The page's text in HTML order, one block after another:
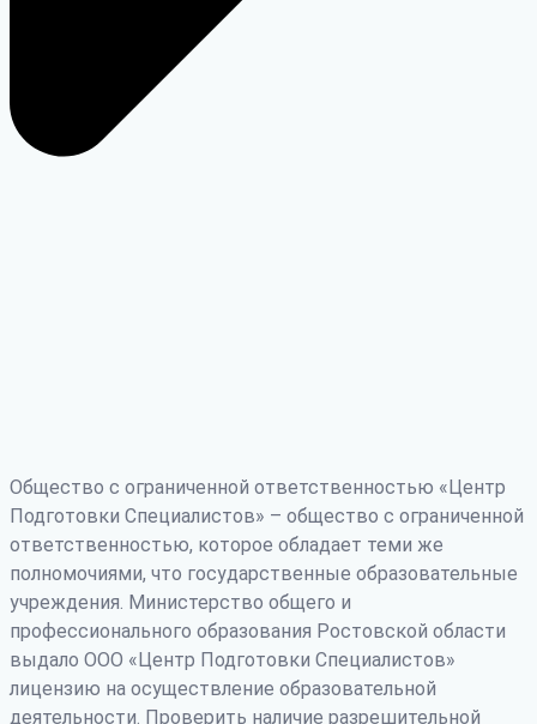
Общество с ограниченной ответственностью «Центр
Подготовки Специалистов» – общество с ограниченной
ответственностью, которое обладает теми же
полномочиями, что государственные образовательные
учреждения. Министерство общего и
профессионального образования Ростовской области
выдало ООО «Центр Подготовки Специалистов»
лицензию на осуществление образовательной
деятельности. Проверить наличие разрешительной